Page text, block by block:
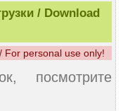
/ Download
For personal use only!
посмотрите